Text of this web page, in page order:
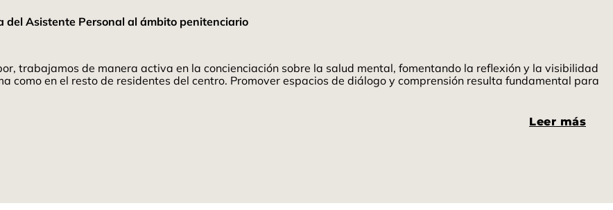
del Asistente Personal al ámbito penitenciario
trabajamos de manera activa en la concienciación sobre la salud mental, fomentando la reflexión y la visibilidad
en el resto de residentes del centro. Promover espacios de diálogo y comprensión resulta fundamental para
Leer más